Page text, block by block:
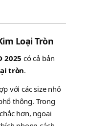
Loại Tròn
2025 có cả bản
tròn.
với các size nhỏ
thông. Trong
hơn, ngoại